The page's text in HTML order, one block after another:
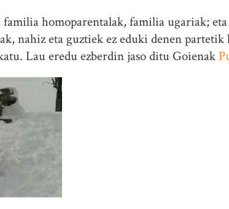
homoparentalak, familia ugariak;
nahiz eta guztiek ez eduki denen
Lau eredu ezberdin jaso ditu Goienak